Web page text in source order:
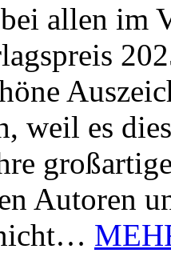
allen im
weil es
Autoren